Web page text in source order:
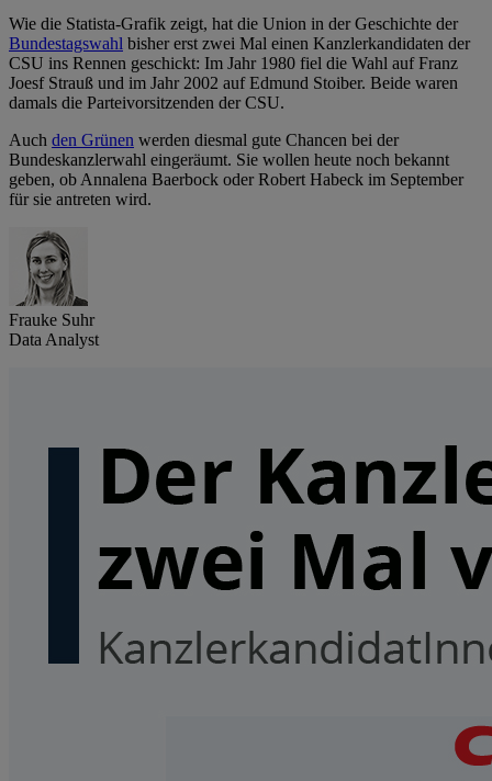
Wie die Statista-Grafik zeigt, hat die Union in der Geschichte der
Bundestagswahl bisher erst zwei Mal einen Kanzlerkandidaten der
CSU ins Rennen geschickt: Im Jahr 1980 fiel die Wahl auf Franz
Joesf Strauß und im Jahr 2002 auf Edmund Stoiber. Beide waren
damals die Parteivorsitzenden der CSU.
Auch den Grünen werden diesmal gute Chancen bei der
Bundeskanzlerwahl eingeräumt. Sie wollen heute noch bekannt
geben, ob Annalena Baerbock oder Robert Habeck im September
für sie antreten wird.
Frauke Suhr
Data Analyst